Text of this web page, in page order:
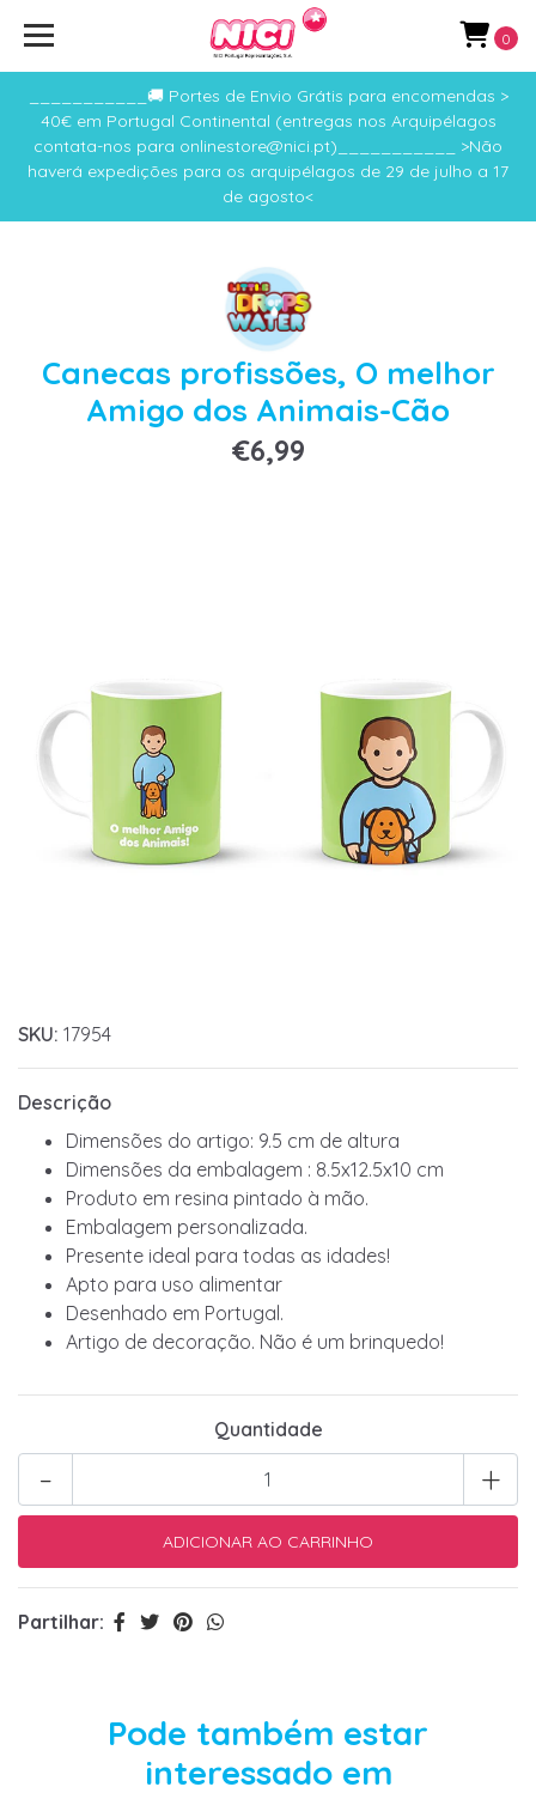
___________🚚 Portes de Envio Grátis para encomendas >
40€ em Portugal Continental (entregas nos Arquipélagos
contata-nos para onlinestore@nici.pt)___________ >Não
haverá expedições para os arquipélagos de 29 de julho a 17
de agosto<
0
Canecas profissões, O melhor
Amigo dos Animais-Cão
€6,99
SKU: 17954
Descrição
Dimensões do artigo: 9.5 cm de altura
Dimensões da embalagem : 8.5x12.5x10 cm
Produto em resina pintado à mão.
Embalagem personalizada.
Presente ideal para todas as idades!
Apto para uso alimentar
Desenhado em Portugal.
Artigo de decoração. Não é um brinquedo!
Quantidade
+
-
Partilhar:
Pode também estar
interessado em